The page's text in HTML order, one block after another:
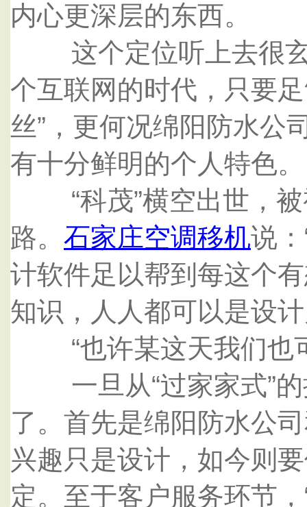
内心更深层的东西。
这个定位听上去很玄
个互联网的时代，只要
丝”，更何况绵阳防水公
有十分鲜明的个人特色。
“科茂”横空出世，被
路。 石家庄空调移机说
计软件足以帮到每这个
知识，人人都可以是设
“也许某这天我们也
一旦从“过家家式”的
了。首先是绵阳防水公
兴趣只是设计，如今则
定。至于客户服务环节